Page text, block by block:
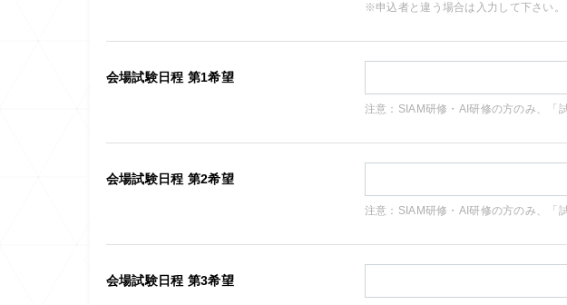
※申込者と違う場合は入力して下さい。
会場試験日程 第1希望
注意：SIAM研修・AI研修の方のみ、「
会場試験日程 第2希望
注意：SIAM研修・AI研修の方のみ、「
会場試験日程 第3希望